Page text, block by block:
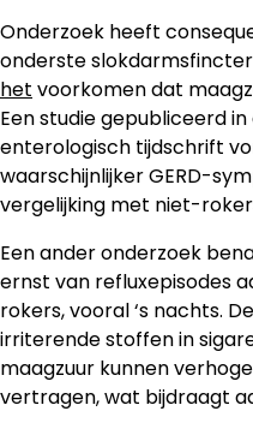
Onderzoek heeft
onderste
het voorkomen dat
Een studie gepubliceerd
enterologisch tijdschrift
waarschijnlijker GERD-
vergelijking met niet-
Een ander onderzoek
ernst van refluxepisodes
rokers, vooral ‘s nachts.
irriterende stoffen in
maagzuur kunnen
vertragen, wat bijdraagt